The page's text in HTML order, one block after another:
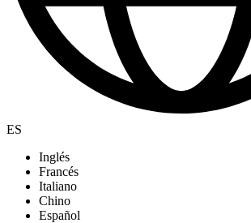
ES
Inglés
Francés
Italiano
Chino
Español